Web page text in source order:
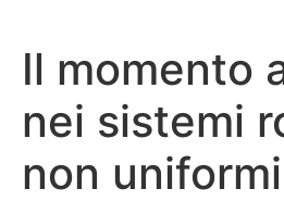
Il momento
nei sistemi
non